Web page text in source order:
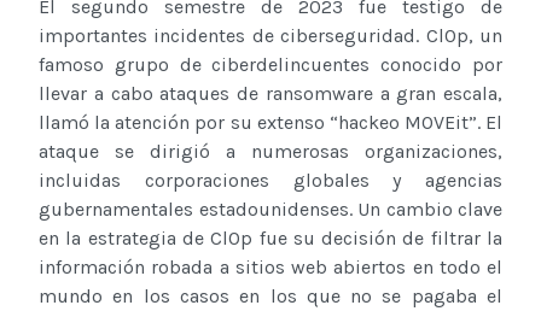
El segundo semestre de 2023 fue testigo de
importantes incidentes de ciberseguridad. Cl0p, un
famoso grupo de ciberdelincuentes conocido por
llevar a cabo ataques de ransomware a gran escala,
llamó la atención por su extenso “hackeo MOVEit”. El
ataque se dirigió a numerosas organizaciones,
incluidas corporaciones globales y agencias
gubernamentales estadounidenses. Un cambio clave
en la estrategia de Cl0p fue su decisión de filtrar la
información robada a sitios web abiertos en todo el
mundo en los casos en los que no se pagaba el